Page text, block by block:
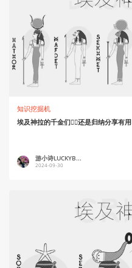
知识挖掘机
埃及神拉的千金们👍🏻还是归纳分享有用
游小诗LUCKYB...
2024-09-30